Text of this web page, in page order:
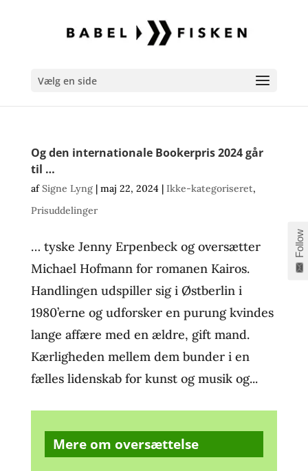
Vælg en side
Og den internationale Bookerpris 2024 går
til …
afSigne Lyng| maj 22, 2024 | Ikke-kategoriseret,
Prisuddelinger
… tyske Jenny Erpenbeck og oversætter
Michael Hofmann for romanen Kairos.
Handlingen udspiller sig i Østberlin i
1980’erne og udforsker en purung kvindes
lange affære med en ældre, gift mand.
Kærligheden mellem dem bunder i en
fælles lidenskab for kunst og musik og...
Mere om oversættelse
Follow